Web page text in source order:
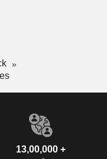
13,00,000 +